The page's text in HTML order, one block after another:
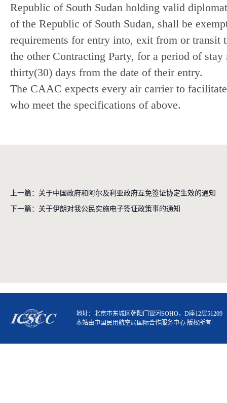
Republic of South Sudan holding valid
of the Republic of South Sudan, shall be
requirements for entry into, exit from or transit
the other Contracting Party, for a period of stay
thirty(30) days from the date of their entry.
The CAAC expects every air carrier to
who meet the specifications of above.
上一篇：关于中国政府和阿尔及利亚政府互免签证协定生效的通知
下一篇：关于伊朗对我公民实施电子签证政策事的通知
地址：北京市东城区朝阳门银河SOHO，D座12层51209
本站由中国民用航空局国际合作服务中心 版权所有